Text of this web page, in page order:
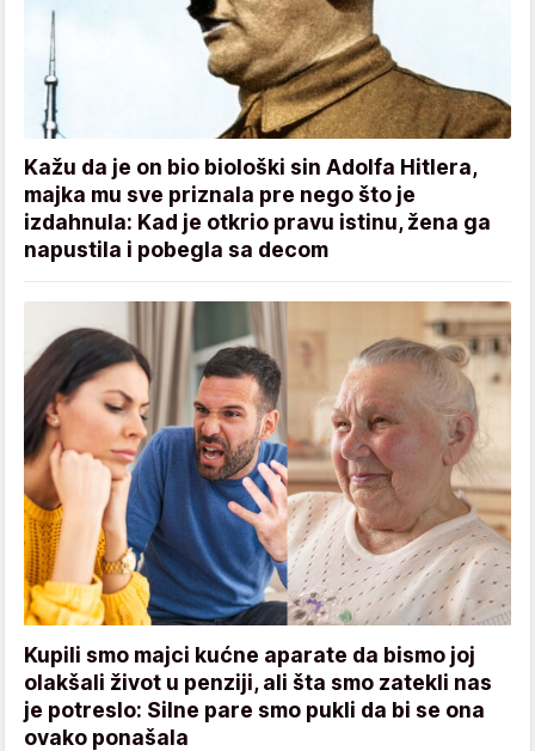
Kažu da je on bio biološki sin Adolfa Hitlera,
majka mu sve priznala pre nego što je
izdahnula: Kad je otkrio pravu istinu, žena ga
napustila i pobegla sa decom
Kupili smo majci kućne aparate da bismo joj
olakšali život u penziji, ali šta smo zatekli nas
je potreslo: Silne pare smo pukli da bi se ona
ovako ponašala